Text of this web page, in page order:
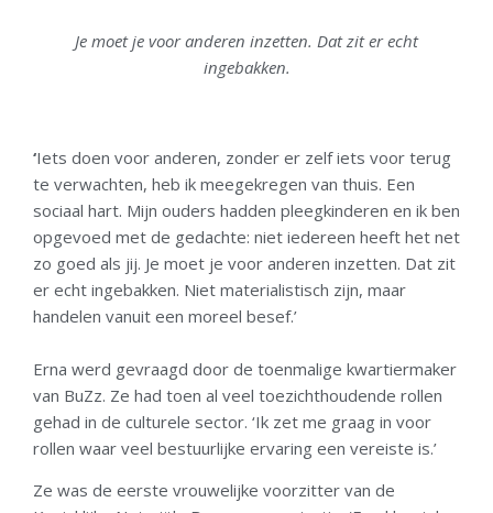
Je moet je voor anderen inzetten. Dat zit er echt
ingebakken.
‘Iets doen voor anderen, zonder er zelf iets voor terug
te verwachten, heb ik meegekregen van thuis. Een
sociaal hart. Mijn ouders hadden pleegkinderen en ik ben
opgevoed met de gedachte: niet iedereen heeft het net
zo goed als jij. Je moet je voor anderen inzetten. Dat zit
er echt ingebakken. Niet materialistisch zijn, maar
handelen vanuit een moreel besef.’
Erna werd gevraagd door de toenmalige kwartiermaker
van BuZz. Ze had toen al veel toezichthoudende rollen
gehad in de culturele sector. ‘Ik zet me graag in voor
rollen waar veel bestuurlijke ervaring een vereiste is.’
Ze was de eerste vrouwelijke voorzitter van de